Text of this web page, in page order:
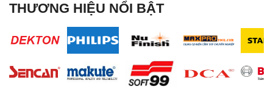
THƯƠNG HIỆU NỔI BẬT